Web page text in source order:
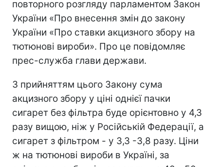
повторного розгляду парламентом Закон
України «Про внесення змін до закону
України «Про ставки акцизного збору на
тютюнові вироби». Про це повідомляє
прес-служба глави держави.
З прийняттям цього Закону сума
акцизного збору у ціні однієї пачки
сигарет без фільтра буде орієнтовно у 4,3
разу вищою, ніж у Російській Федерації, а
сигарет з фільтром - у 3,3 -3,8 разу. Ціни
ж на тютюнові вироби в Україні, за